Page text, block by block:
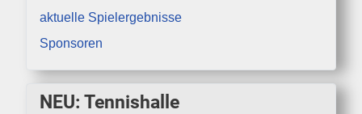
aktuelle Spielergebnisse
Sponsoren
NEU: Tennishalle